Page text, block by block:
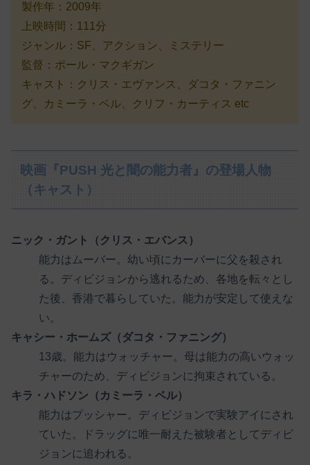
製作年：2009年
上映時間：111分
ジャンル：SF、アクション、ミステリー
監督：ポール・マクギガン
キャスト：クリス・エヴァンス、ダコタ・ファニン
グ、カミーラ・ベル、クリフ・カーティス etc
映画『PUSH 光と闇の能力者』の登場人物
（キャスト）
ニック・ガント（クリス・エバンス）
能力はムーバー。幼い頃にカーバーに父を殺され
る。ディビジョンから逃れるため、各地を転々とし
た後、香港で暮らしていた。能力が安定して使えな
い。
キャシー・ホームズ（ダコタ・ファニング）
13歳。能力はウォッチャー。母は能力の高いウォッ
チャーのため、ディビジョンに拘束されている。
キラ・ハドソン（カミーラ・ベル）
能力はプッシャー。ディビジョンで実験アイにされ
ていた。ドラッグに唯一耐えた被験者としてディビ
ジョンに追われる。